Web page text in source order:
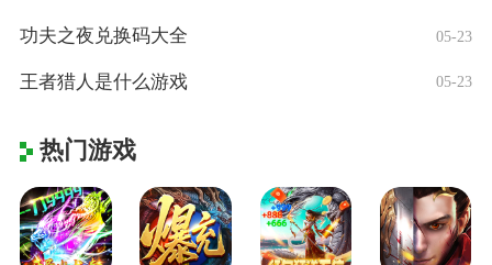
功夫之夜兑换码大全 05-23
王者猎人是什么游戏 05-23
热门游戏